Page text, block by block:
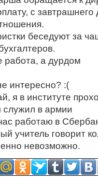
с
беседуют за
работа, а дурдом
интересно? :(
я в институте
служил в армии
работаю в
учитель говорит
невозможно.